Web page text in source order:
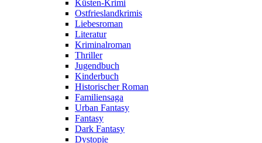
Küsten-Krimi
Ostfrieslandkrimis
Liebesroman
Literatur
Kriminalroman
Thriller
Jugendbuch
Kinderbuch
Historischer Roman
Familiensaga
Urban Fantasy
Fantasy
Dark Fantasy
Dystopie